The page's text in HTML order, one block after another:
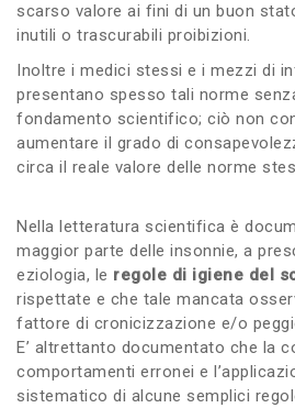
scarso valore ai fini di un buon
inutili o trascurabili proibizioni.
Inoltre i medici stessi e i mezzi di
presentano spesso tali norme
fondamento scientifico; ciò non
aumentare il grado di
circa il reale valore delle norme
Nella letteratura scientifica è
maggior parte delle insonnie, a
eziologia, le regole di igiene del
rispettate e che tale mancata
fattore di cronicizzazione e/o
E’ altrettanto documentato che la
comportamenti erronei e
sistematico di alcune semplici